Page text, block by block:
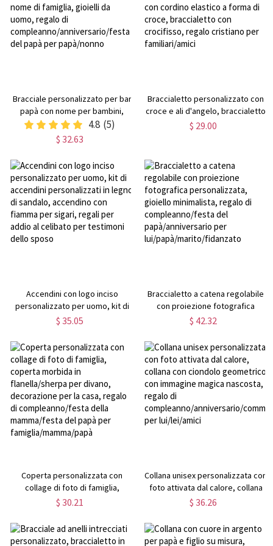
Bracciale personalizzato per bar
papà con nome per bambini,
braccialetto personalizzato con
nome di famiglia, gioielli da
uomo, regalo di
compleanno/anniversario/festa
del papà per papà/nonno
4.8 (5)
$ 32.63
Braccialetto personalizzato con
croce e ali d'angelo, braccialetto
commemorativo con cordino
regalo cristiano per
familiari/amici
$ 29.00
Accendini con logo inciso
personalizzato per uomo, kit di
accendini personalizzati in legno
fiamma per sigari, regali per
addio al celibato per testimoni
dello sposo
$ 35.05
Braccialetto a catena regolabile
con proiezione fotografica
personalizzata, gioiello
compleanno/festa del
papà/anniversario per
lui/papà/marito/fidanzato
$ 42.32
Coperta personalizzata con
collage di foto di famiglia,
coperta morbida in
decorazione per la casa, regalo
di compleanno/festa della
$ 30.21
Collana unisex personalizzata con
foto attivata dal calore, collana
con ciondolo geometrico con
compleanno/anniversario/
$ 36.26